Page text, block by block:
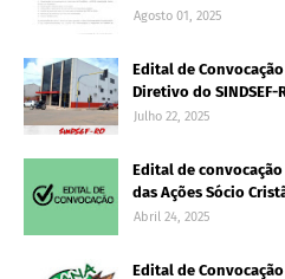
Agosto 01, 2025
Edital de
Diretivo do SINDSEF-
Julho 22, 2025
Edital de
das Ações Sócio
Abril 24, 2025
Edital de